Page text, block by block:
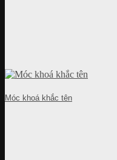
Móc khoá khắc tên